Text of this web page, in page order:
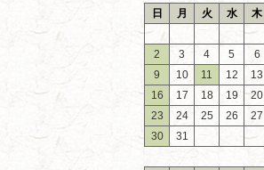
日
月 火 水 木
2
3 4 5 6
9
10 11 12 13
16
17 18 19 20
23
24 25 26 27
30
31